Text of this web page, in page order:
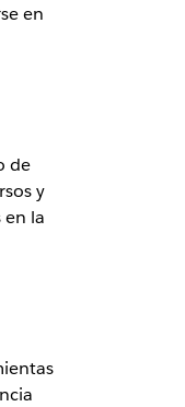
en
de
y
la